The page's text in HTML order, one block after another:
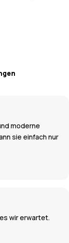
moderne
sie einfach nur
wir erwartet.